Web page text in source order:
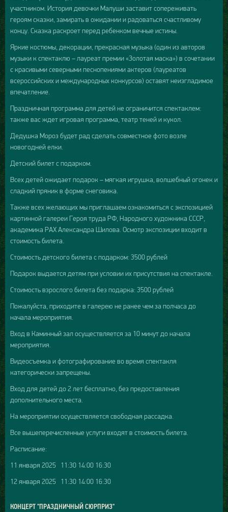
участником. История девочки Малуши заставит сопереживать
героям сказки, замирать в ожидании и радоваться счастливому
концу. Сказка раскроет перед ребенком вечные истины.
Яркие костюмы, декорации, прекрасная музыка (один из авторов
музыки к спектаклю – лауреат премии «Золотая маска») в сочетании
с красивыми северными песнопениями актеров (лауреатов
всероссийских и международных конкурсов) оставят неизгладимое
впечатление.
Праздничная программа для детей не ограничится спектаклем:
также вас ждет игровая программа, театр теней и кукол.
Дедушка Мороз будет рад сделать совместное фото возле
новогодней елки.
Детский билет с подарком.
Всех детей ожидает подарок – мягкая игрушка, волшебный огонек и
сладкий пряник в форме снеговика.
Также всех желающих мы приглашаем ознакомиться с экспозицией
картинной галереи Героя труда РФ, Народного художника СССР,
академика РАХ Александра Шилова. Осмотр экспозиции входит в
стоимость билета.
Стоимость детского билета с подарком: 3500 рублей
Подарок выдается детям при условии их присутствия на спектакле.
Стоимость взрослого билета без подарка: 3500 рублей
Пожалуйста, приходите в галерею не ранее чем за полчаса до
начала мероприятия.
Вход в Каминный зал осуществляется за 10 минут до начала
мероприятия.
Видеосъемка и фотографирование во время спектакля
категорически запрещены.
Вход для детей до 2 лет бесплатно, без предоставления
дополнительного места.
На мероприятии осуществляется свободная рассадка.
Все вышеперечисленные услуги входят в стоимость билета.
Расписание:
11 января 2025 11:30 14:00 16:30
12 января 2025 11:30 14:00 16:30
КОНЦЕРТ "ПРАЗДНИЧНЫЙ СЮРПРИЗ"